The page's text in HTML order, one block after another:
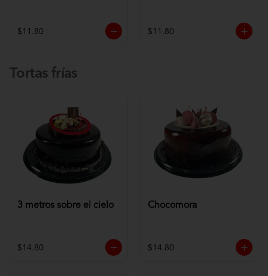
$11.80 $11.80
Tortas frías
3 metros sobre el cielo
$14.80
Chocomora
$14.80